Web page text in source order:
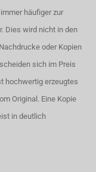
häufiger zur
Dies wird nicht in den
oder Kopien
sich im Preis
hochwertig erzeugtes
Original. Eine Kopie
in deutlich